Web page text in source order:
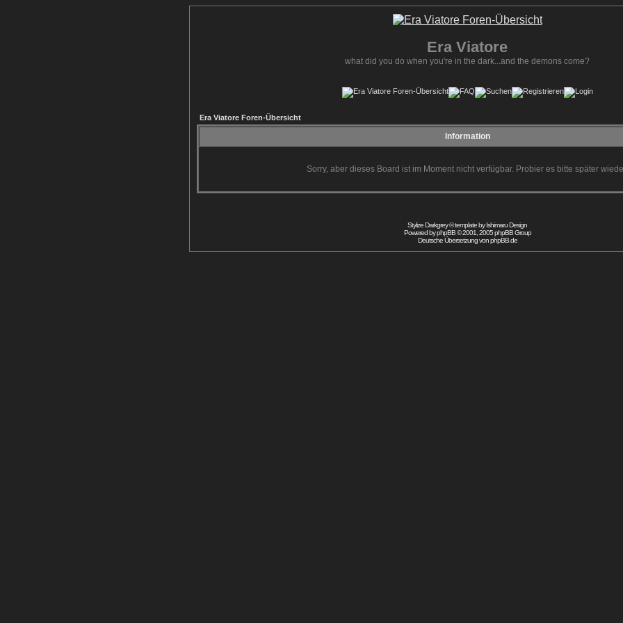
Era Viatore
what did you do when you're in the dark...and the demons come?
Era Viatore Foren-Übersicht
Information
Sorry, aber dieses Board ist im Moment nicht verfügbar. Probier es bitte später
Stylize Darkgrey © template byIshimaru Design
Powered byphpBB© 2001, 2005 phpBB Group
Deutsche Übersetzung vonphpBB.de